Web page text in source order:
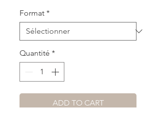
Format *
Quantité *
ADD TO CART